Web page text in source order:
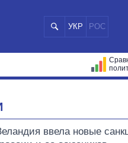
УКР РОС
ввела новые